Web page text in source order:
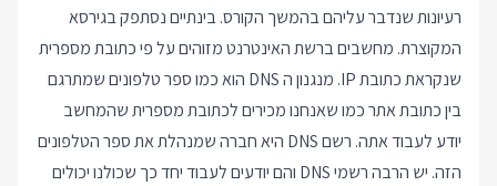
רעיונות שנדבר עליהם בהמשך הקורס. בינתיים נסתפק בגירסא
המקוצרת. מחשבים ברשת האינטרנט מזוהים על פי כתובת מספרית
שנקראת כתובת IP. מנגנון ה DNS הוא כמו ספר טלפונים שמתרגם
בין כתובת אתר כמו שאנחנו מכירים לכתובת מספרית שהמחשב
יודע לעבוד אתה. רשם DNS היא חברה שמנהלת את ספר הטלפונים
הזה. יש הרבה רשמי DNS והם יודעים לעבוד יחד כך שכולנו יכולים